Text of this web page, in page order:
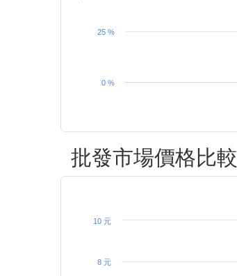
0 %
25 %
批發市場價格比較
8 元
10 元